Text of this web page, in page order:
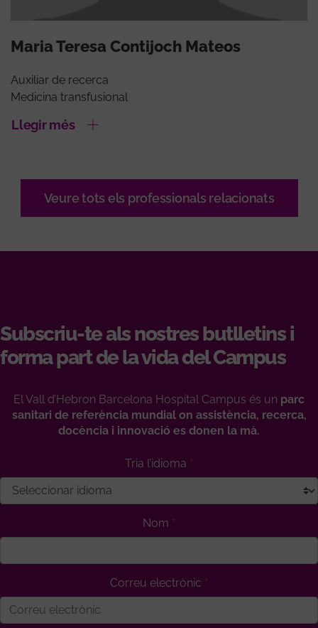
Maria Teresa Contijoch Mateos
Auxiliar de recerca
Medicina transfusional
Llegir més
Veure tots els professionals relacionats
Subscriu-te als nostres butlletins i
forma part de la vida del Campus
El Vall d’Hebron Barcelona Hospital Campus és un parc
sanitari de referència mundial on assistència, recerca,
docència i innovació es donen la mà.
Tria l’idioma
Nom
Correu electrònic